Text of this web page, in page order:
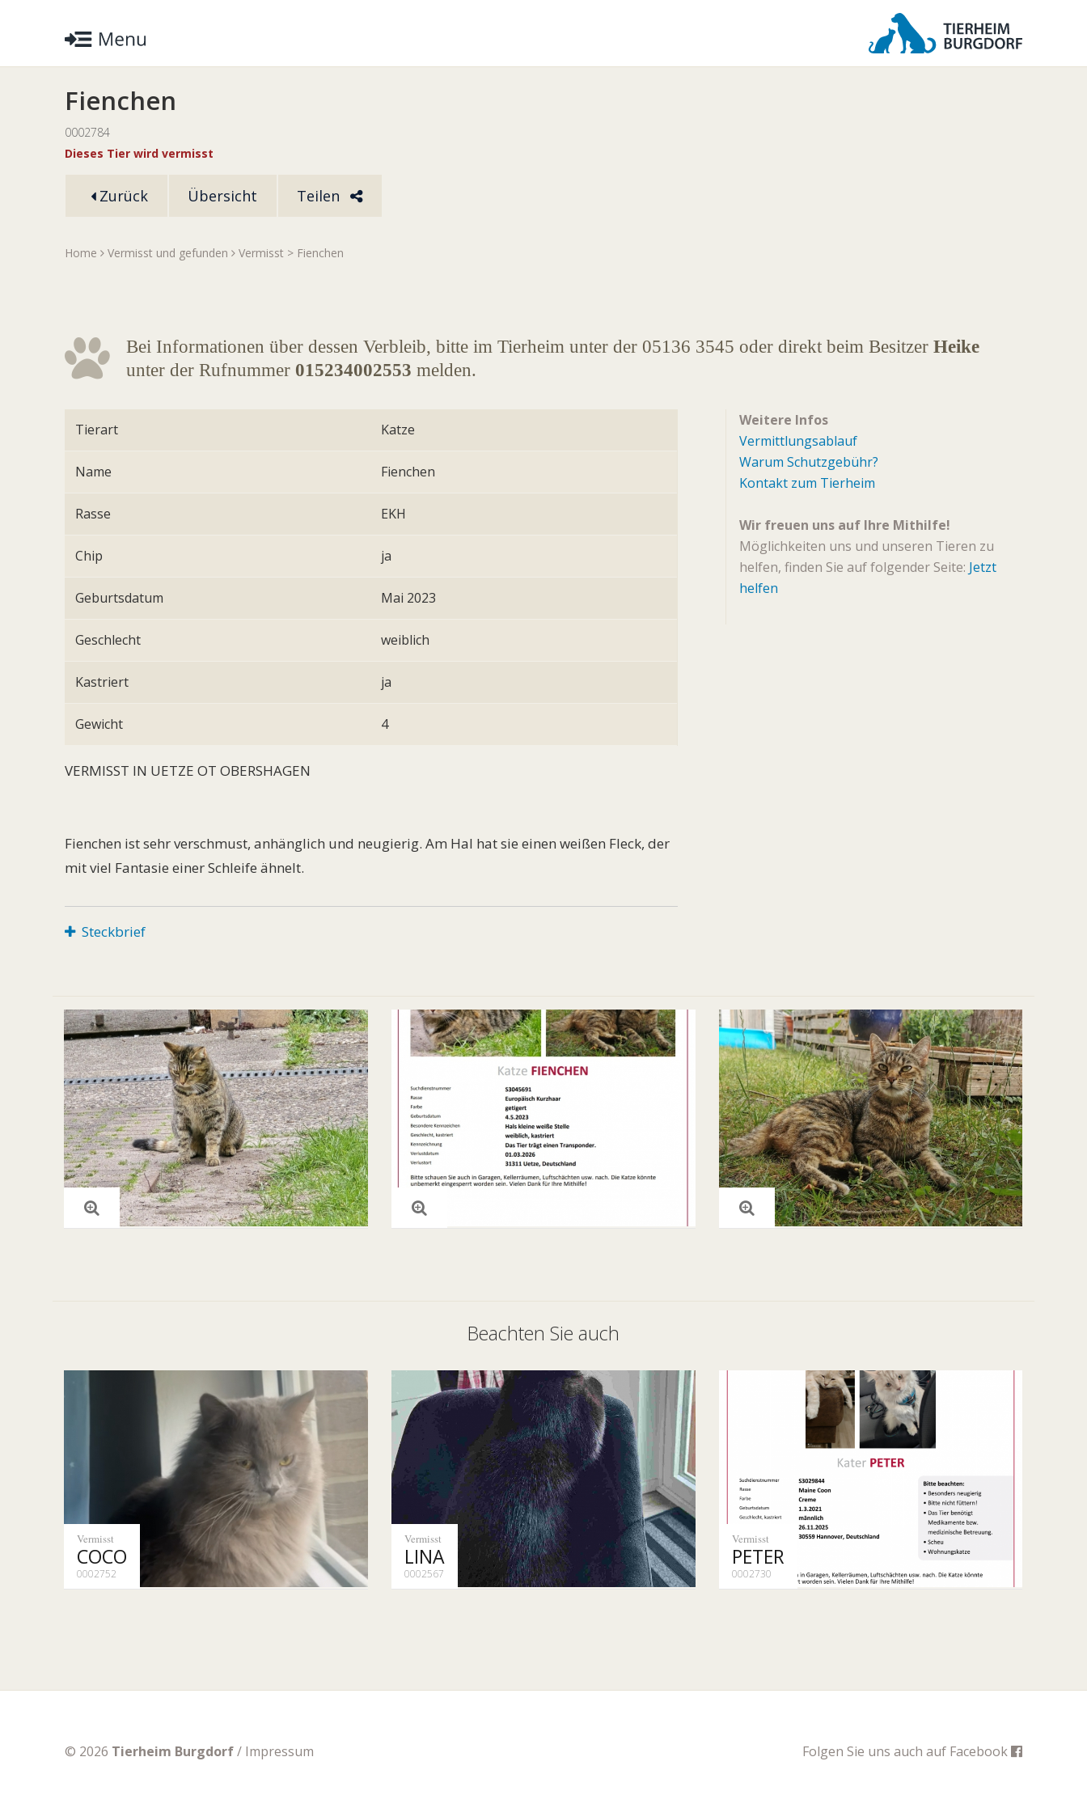
Fienchen
0002784
Dieses Tier wird vermisst
Zurück Übersicht Teilen
Home Vermisst und gefunden Vermisst > Fienchen
Bei Informationen über dessen Verbleib, bitte im Tierheim unter der 05136 3545 oder direkt beim Besitzer Heike
unter der Rufnummer 015234002553 melden.
Tierart Katze
Name Fienchen
Rasse EKH
Chip ja
Geburtsdatum Mai 2023
Geschlecht weiblich
Kastriert ja
Gewicht 4
VERMISST IN UETZE OT OBERSHAGEN
Fienchen ist sehr verschmust, anhänglich und neugierig. Am Hal hat sie einen weißen Fleck, der
mit viel Fantasie einer Schleife ähnelt.
Steckbrief
Weitere Infos
Vermittlungsablauf
Warum Schutzgebühr?
Kontakt zum Tierheim
Wir freuen uns auf Ihre Mithilfe!
Möglichkeiten uns und unseren Tieren zu
helfen, finden Sie auf folgender Seite: Jetzt
helfen
Beachten Sie auch
Vermisst
COCO
0002752
Vermisst
LINA
0002567
Vermisst
PETER
0002730
© 2026 Tierheim Burgdorf/ Impressum Folgen Sie uns auch auf Facebook